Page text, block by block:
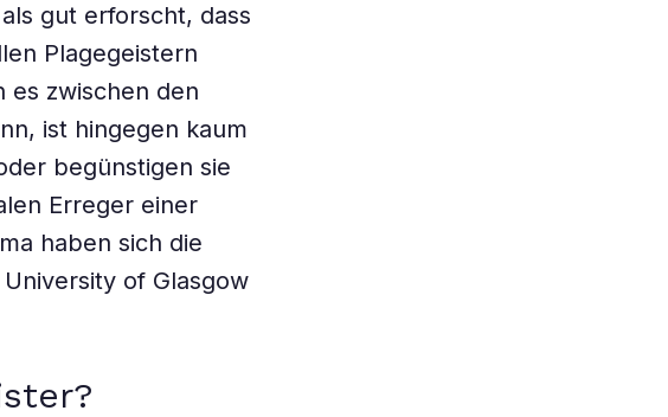
gut erforscht, dass
Plagegeistern
es zwischen den
ist hingegen kaum
begünstigen sie
Erreger einer
haben sich die
of Glasgow